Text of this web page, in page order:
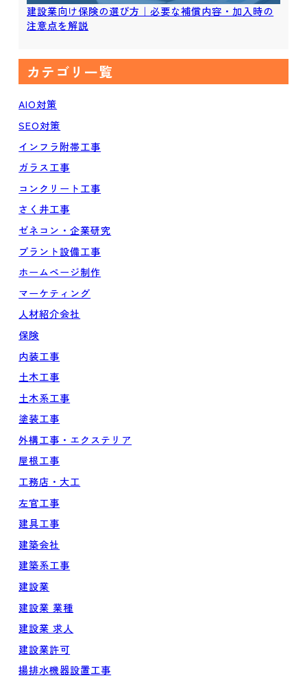
建設業向け保険の選び方｜必要な補償内容・加入時の
注意点を解説
カテゴリ一覧
AIO対策
SEO対策
インフラ附帯工事
ガラス工事
コンクリート工事
さく井工事
ゼネコン・企業研究
プラント設備工事
ホームページ制作
マーケティング
人材紹介会社
保険
内装工事
土木工事
土木系工事
塗装工事
外構工事・エクステリア
屋根工事
工務店・大工
左官工事
建具工事
建築会社
建築系工事
建設業
建設業 業種
建設業 求人
建設業許可
揚排水機器設置工事